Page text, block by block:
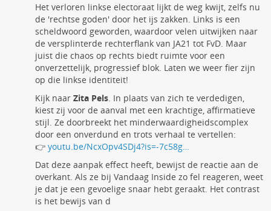
Het verloren linkse electoraat lijkt de weg kwijt, zelfs nu
de 'rechtse goden' door het ijs zakken. Links is een
scheldwoord geworden, waardoor velen uitwijken naar
de versplinterde rechterflank van JA21 tot FvD. Maar
juist die chaos op rechts biedt ruimte voor een
onverzettelijk, progressief blok. Laten we weer fier zijn
op die linkse identiteit!
Kijk naar Zita Pels . In plaats van zich te verdedigen,
kiest zij voor de aanval met een krachtige, affirmatieve
stijl. Ze doorbreekt het minderwaardigheidscomplex
door een onverdund en trots verhaal te vertellen:
👉 youtu.be/NcxOpv4SDj4?is=-7c58g…
Dat deze aanpak effect heeft, bewijst de reactie aan de
overkant. Als ze bij Vandaag Inside zo fel reageren, weet
je dat je een gevoelige snaar hebt geraakt. Het contrast
is het bewijs van d